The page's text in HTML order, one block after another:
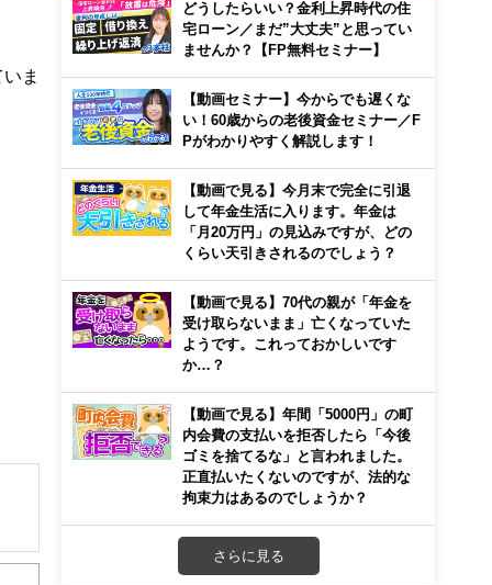
ま
き
どうしたらいい？金利上昇時代の住
宅ローン／まだ”大丈夫”と思ってい
ませんか？【FP無料セミナー】
【動画セミナー】今からでも遅くな
い！60歳からの老後資金セミナー／F
Pがわかりやすく解説します！
【動画で見る】今月末で完全に引退
して年金生活に入ります。年金は
「月20万円」の見込みですが、どの
くらい天引きされるのでしょう？
【動画で見る】70代の親が「年金を
受け取らないまま」亡くなっていた
ようです。これっておかしいです
か…？
【動画で見る】年間「5000円」の町
内会費の支払いを拒否したら「今後
ゴミを捨てるな」と言われました。
正直払いたくないのですが、法的な
拘束力はあるのでしょうか？
さらに見る